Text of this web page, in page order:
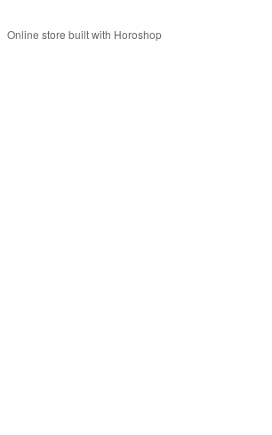
Online store built with Horoshop